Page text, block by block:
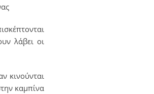
λάβει οι
κινούνται
καμπίνα